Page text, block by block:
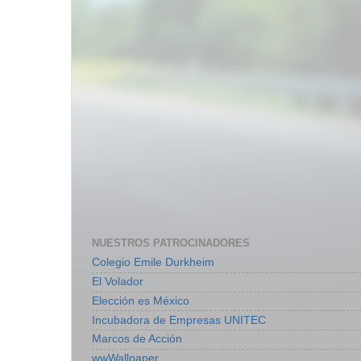
NUESTROS PATROCINADORES
Colegio Emile Durkheim
El Volador
Elección es México
Incubadora de Empresas UNITEC
Marcos de Acción
wwWallpaper